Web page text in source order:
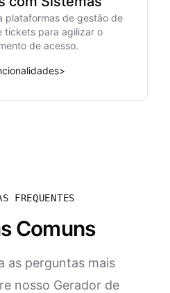
plataformas de gestão de
tickets para agilizar o
de acesso.
>
FREQUENTES
Comuns
as perguntas mais
nosso Gerador de